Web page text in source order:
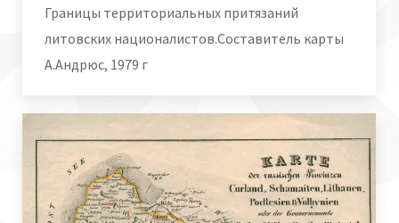
Границы территориальных притязаний
литовских националистов.Составитель карты
А.Андрюс, 1979 г